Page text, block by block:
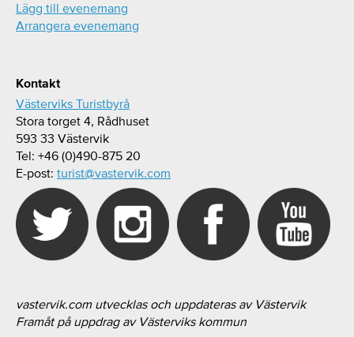
Lägg till evenemang
Arrangera evenemang
Kontakt
Västerviks Turistbyrå
Stora torget 4, Rådhuset
593 33 Västervik
Tel: +46 (0)490-875 20
E-post: turist@vastervik.com
vastervik.com utvecklas och uppdateras av Västervik
Framåt på uppdrag av Västerviks kommun